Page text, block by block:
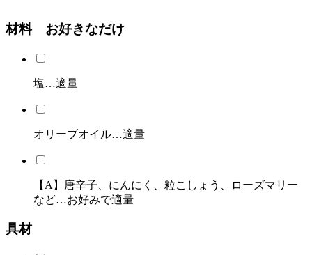
材料 お好きなだけ
塩…適量
オリーブオイル…適量
【A】唐辛子、にんにく、粒こしょう、ローズマリー
など…お好みで適量
具材